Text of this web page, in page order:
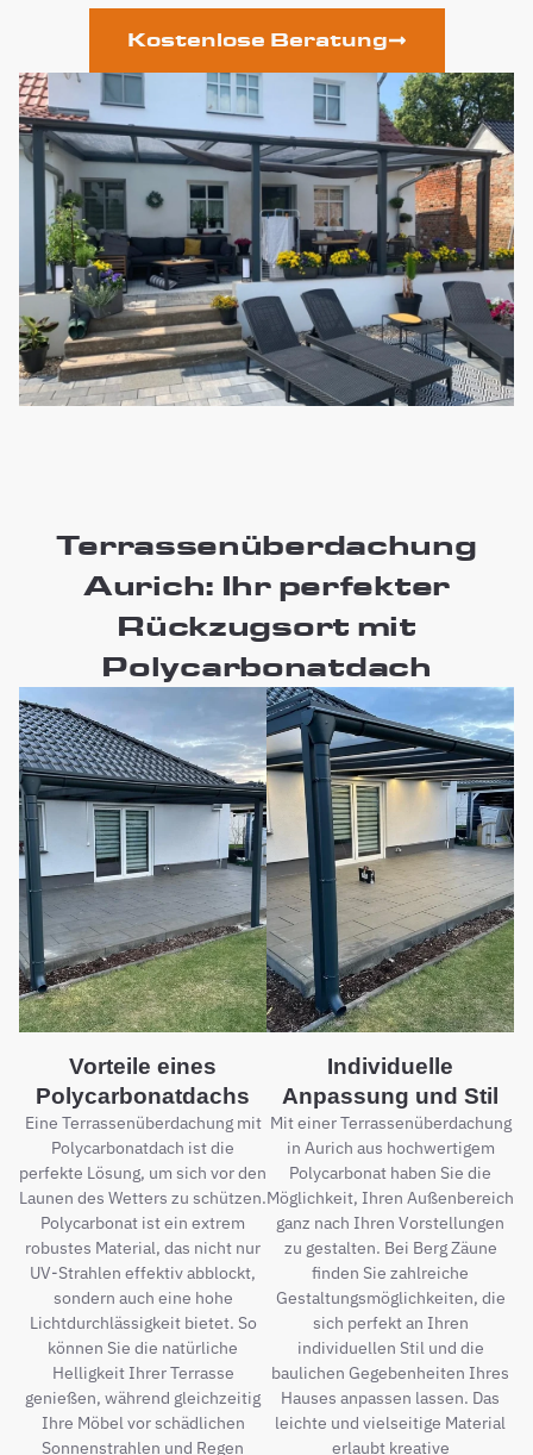
Kostenlose Beratung
Terrassenüberdachung
Aurich: Ihr perfekter
Rückzugsort mit
Polycarbonatdach
Vorteile eines
Polycarbonatdachs
Eine Terrassenüberdachung mit
Polycarbonatdach ist die
perfekte Lösung, um sich vor den
Launen des Wetters zu schützen.
Polycarbonat ist ein extrem
robustes Material, das nicht nur
UV-Strahlen effektiv abblockt,
sondern auch eine hohe
Lichtdurchlässigkeit bietet. So
können Sie die natürliche
Helligkeit Ihrer Terrasse
genießen, während gleichzeitig
Ihre Möbel vor schädlichen
Sonnenstrahlen und Regen
Individuelle
Anpassung und Stil
Mit einer Terrassenüberdachung
in Aurich aus hochwertigem
Polycarbonat haben Sie die
Möglichkeit, Ihren Außenbereich
ganz nach Ihren Vorstellungen
zu gestalten. Bei Berg Zäune
finden Sie zahlreiche
Gestaltungsmöglichkeiten, die
sich perfekt an Ihren
individuellen Stil und die
baulichen Gegebenheiten Ihres
Hauses anpassen lassen. Das
leichte und vielseitige Material
erlaubt kreative